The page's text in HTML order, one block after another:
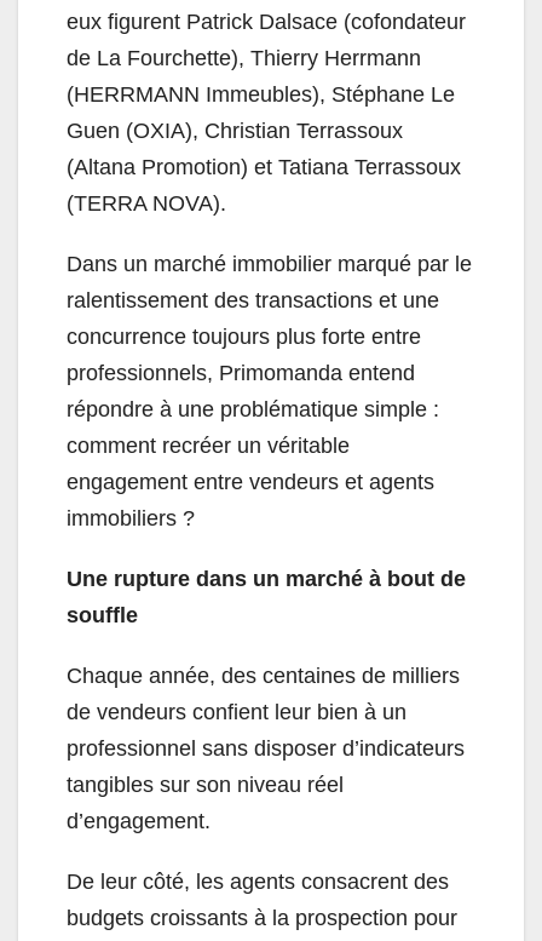
eux figurent Patrick Dalsace (cofondateur
de La Fourchette), Thierry Herrmann
(HERRMANN Immeubles), Stéphane Le
Guen (OXIA), Christian Terrassoux
(Altana Promotion) et Tatiana Terrassoux
(TERRA NOVA).
Dans un marché immobilier marqué par le
ralentissement des transactions et une
concurrence toujours plus forte entre
professionnels, Primomanda entend
répondre à une problématique simple :
comment recréer un véritable
engagement entre vendeurs et agents
immobiliers ?
Une rupture dans un marché à bout de
souffle
Chaque année, des centaines de milliers
de vendeurs confient leur bien à un
professionnel sans disposer d’indicateurs
tangibles sur son niveau réel
d’engagement.
De leur côté, les agents consacrent des
budgets croissants à la prospection pour